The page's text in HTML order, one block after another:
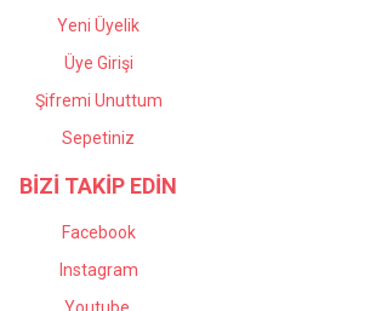
Yeni Üyelik
Üye Girişi
Şifremi Unuttum
Sepetiniz
BİZİ TAKİP EDİN
Facebook
Instagram